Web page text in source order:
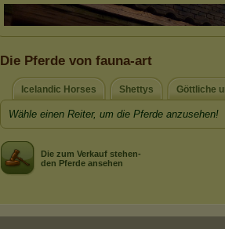
Die Pferde von fauna-art
Icelandic Horses Shettys Göttliche
Wähle einen Reiter, um die Pferde anzusehen!
Die zum Verkauf stehen-
den Pferde ansehen